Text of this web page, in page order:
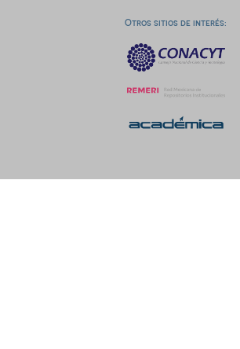
Otros sitios de interés: